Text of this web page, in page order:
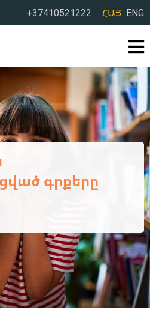
+37410521222 ՀԱՅ ENG
լի
ու